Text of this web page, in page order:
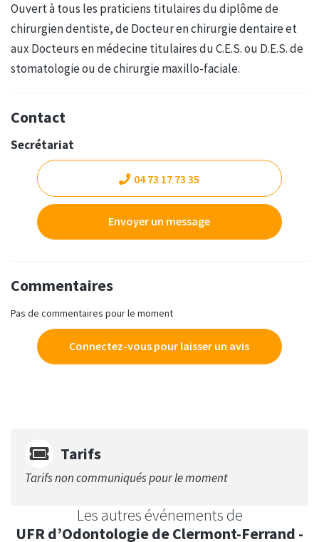
Ouvert à tous les praticiens titulaires du diplôme de
chirurgien dentiste, de Docteur en chirurgie dentaire et
aux Docteurs en médecine titulaires du C.E.S. ou D.E.S. de
stomatologie ou de chirurgie maxillo-faciale.
Contact
Secrétariat
04 73 17 73 35
Envoyer un message
Commentaires
Pas de commentaires pour le moment
Connectez-vous pour laisser un avis
Tarifs
Tarifs non communiqués pour le moment
Les autres événements de
UFR d’Odontologie de Clermont-Ferrand -